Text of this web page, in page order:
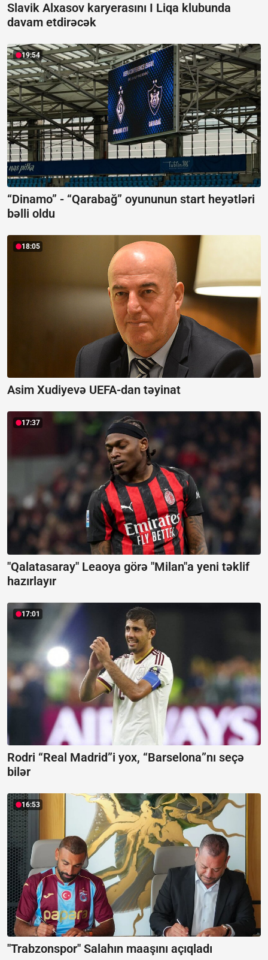
Slavik Alxasov karyerasını I Liqa klubunda
davam etdirəcək
19:54
“Dinamo” - “Qarabağ” oyununun start heyətləri
bəlli oldu
18:05
Asim Xudiyevə UEFA-dan təyinat
17:37
"Qalatasaray" Leaoya görə "Milan"a yeni təklif
hazırlayır
17:01
Rodri “Real Madrid”i yox, “Barselona”nı seçə
bilər
16:53
"Trabzonspor" Salahın maaşını açıqladı